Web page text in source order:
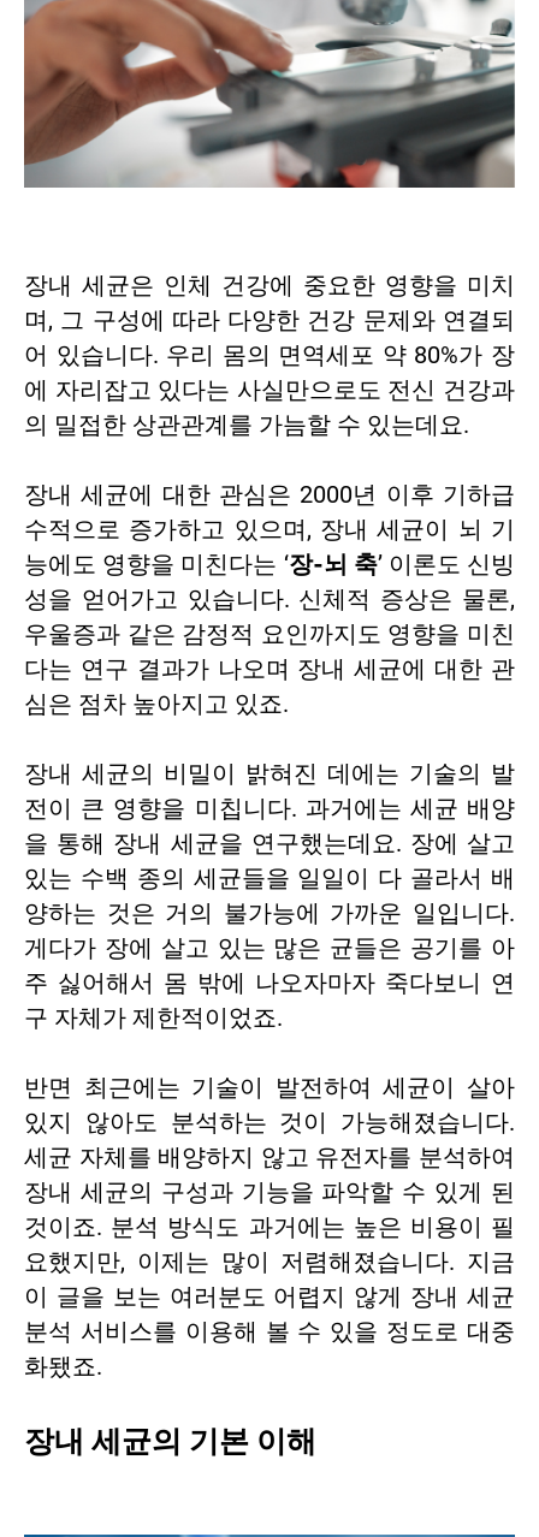
장내 세균은 인체 건강에 중요한 영향을 미치
며, 그 구성에 따라 다양한 건강 문제와 연결되
어 있습니다. 우리 몸의 면역세포 약 80%가 장
에 자리잡고 있다는 사실만으로도 전신 건강과
의 밀접한 상관관계를 가늠할 수 있는데요.
장내 세균에 대한 관심은 2000년 이후 기하급
수적으로 증가하고 있으며, 장내 세균이 뇌 기
능에도 영향을 미친다는 ‘장-뇌 축’ 이론도 신빙
성을 얻어가고 있습니다. 신체적 증상은 물론,
우울증과 같은 감정적 요인까지도 영향을 미친
다는 연구 결과가 나오며 장내 세균에 대한 관
심은 점차 높아지고 있죠.
장내 세균의 비밀이 밝혀진 데에는 기술의 발
전이 큰 영향을 미칩니다. 과거에는 세균 배양
을 통해 장내 세균을 연구했는데요. 장에 살고
있는 수백 종의 세균들을 일일이 다 골라서 배
양하는 것은 거의 불가능에 가까운 일입니다.
게다가 장에 살고 있는 많은 균들은 공기를 아
주 싫어해서 몸 밖에 나오자마자 죽다보니 연
구 자체가 제한적이었죠.
반면 최근에는 기술이 발전하여 세균이 살아
있지 않아도 분석하는 것이 가능해졌습니다.
세균 자체를 배양하지 않고 유전자를 분석하여
장내 세균의 구성과 기능을 파악할 수 있게 된
것이죠. 분석 방식도 과거에는 높은 비용이 필
요했지만, 이제는 많이 저렴해졌습니다. 지금
이 글을 보는 여러분도 어렵지 않게 장내 세균
분석 서비스를 이용해 볼 수 있을 정도로 대중
화됐죠.
장내 세균의 기본 이해